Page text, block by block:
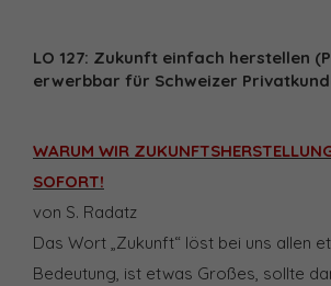
LO 127: Zukunft einfach herstellen
erwerbbar für Schweizer
WARUM WIR
SOFORT!
von S. Radatz
Das Wort „Zukunft“ löst bei uns allen
Bedeutung, ist etwas Großes, sollte